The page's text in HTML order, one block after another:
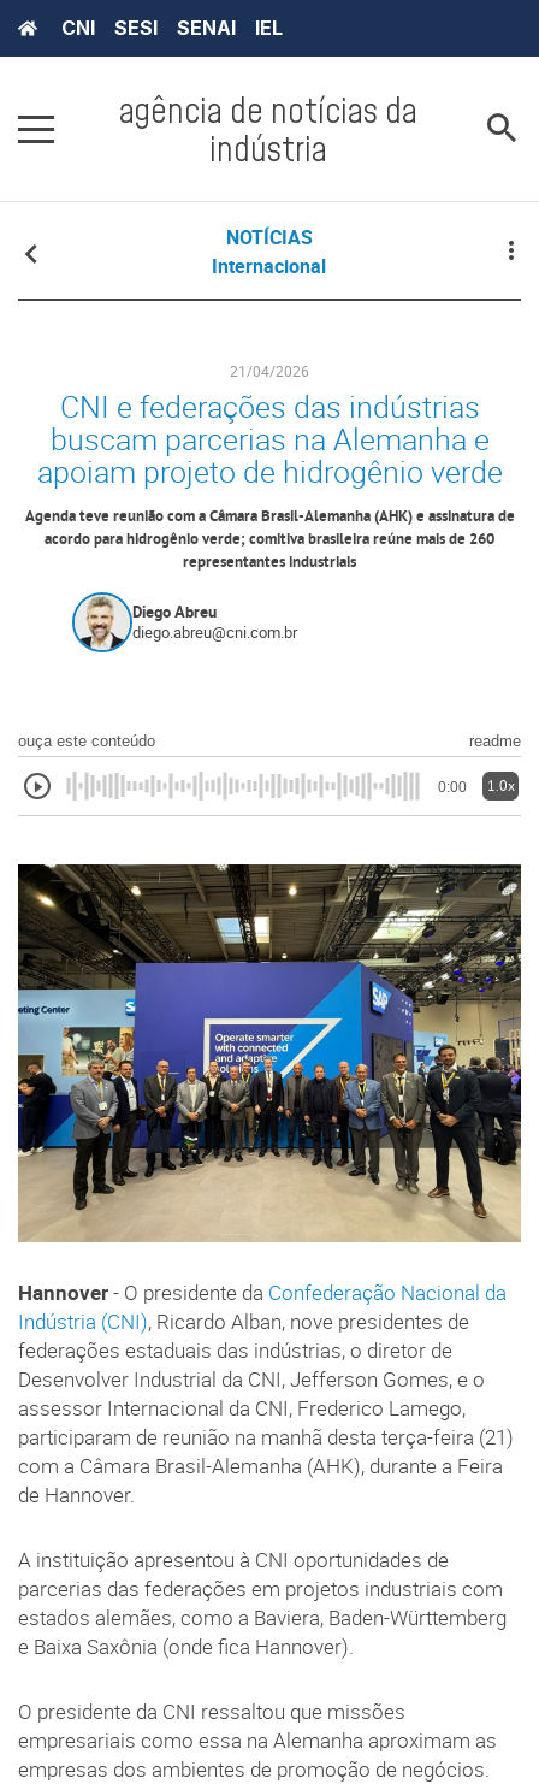
CNI SESI SENAI IEL
agência de notícias da
indústria
NOTÍCIAS
Internacional
21/04/2026
CNI e federações das indústrias
buscam parcerias na Alemanha e
apoiam projeto de hidrogênio verde
Agenda teve reunião com a Câmara Brasil-Alemanha (AHK) e assinatura de
acordo para hidrogênio verde; comitiva brasileira reúne mais de 260
representantes industriais
Diego Abreu
diego.abreu@cni.com.br
ouça este conteúdo readme
0:00 1.0x
Hannover- O presidente da Confederação Nacional da
Indústria (CNI), Ricardo Alban, nove presidentes de
federações estaduais das indústrias, o diretor de
Desenvolver Industrial da CNI, Jefferson Gomes, e o
assessor Internacional da CNI, Frederico Lamego,
participaram de reunião na manhã desta terça-feira (21)
com a Câmara Brasil-Alemanha (AHK), durante a Feira
de Hannover.
A instituição apresentou à CNI oportunidades de
parcerias das federações em projetos industriais com
estados alemães, como a Baviera, Baden-Württemberg
e Baixa Saxônia (onde fica Hannover).
O presidente da CNI ressaltou que missões
empresariais como essa na Alemanha aproximam as
empresas dos ambientes de promoção de negócios.